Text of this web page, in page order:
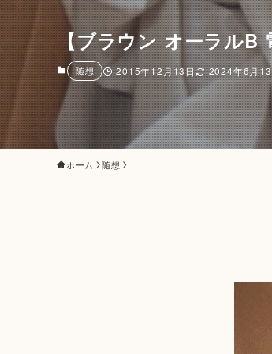
【ブラウン オーラルB
随想 2015年12月13日 2024年6月
ホーム 随想